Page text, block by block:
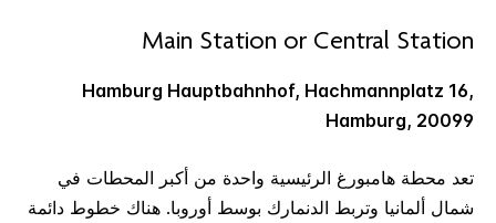
Main Station or Central Station
Hamburg Hauptbahnhof, Hachmannplatz 16,
Hamburg, 20099
تعد محطة هامبورغ الرئيسية واحدة من أكبر المحطات في
شمال ألمانيا وتربط الدنمارك بوسط أوروبا. هناك خطوط دائمة